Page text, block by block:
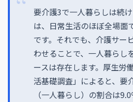
要介護3で一人暮らしは続
は、日常生活のほぼ全場面
です。それでも、介護サー
わせることで、一人暮らし
ースは存在します。厚生労
活基礎調査」によると、要
（一人暮らし）の割合は